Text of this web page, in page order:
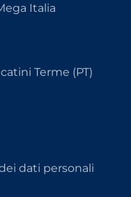
Italia
Terme (PT)
dati personali